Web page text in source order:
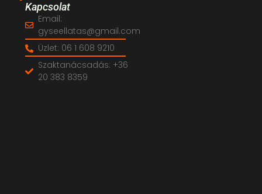
Kapcsolat
Email:
gyseellatas@gmail.com
Üzlet: 06 1 608 9210
Szaktanácsadás: +36
20 383 8359